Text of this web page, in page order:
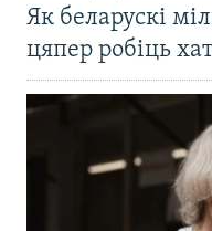
Як беларускі
цяпер робіць